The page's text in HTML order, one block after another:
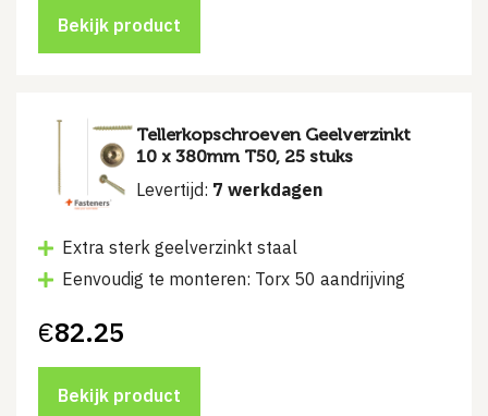
Bekijk product
Tellerkopschroeven Geelverzinkt
10 x 380mm T50, 25 stuks
Levertijd: 7 werkdagen
Extra sterk geelverzinkt staal
Eenvoudig te monteren: Torx 50 aandrijving
€82.25
Bekijk product